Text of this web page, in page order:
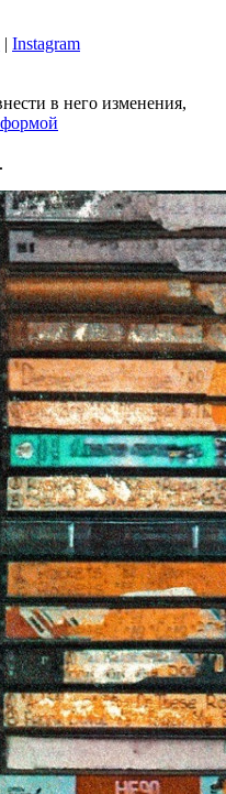
| Instagram
в него изменения,